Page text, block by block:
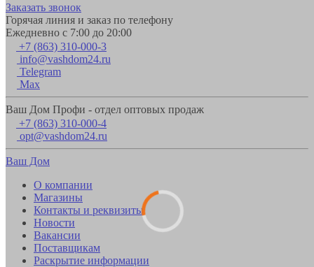
Заказать звонок
Горячая линия и заказ по телефону
Ежедневно с 7:00 до 20:00
+7 (863) 310-000-3
info@vashdom24.ru
Telegram
Max
Ваш Дом Профи - отдел оптовых продаж
+7 (863) 310-000-4
opt@vashdom24.ru
Ваш Дом
О компании
Магазины
Контакты и реквизиты
Новости
Вакансии
Поставщикам
Раскрытие информации